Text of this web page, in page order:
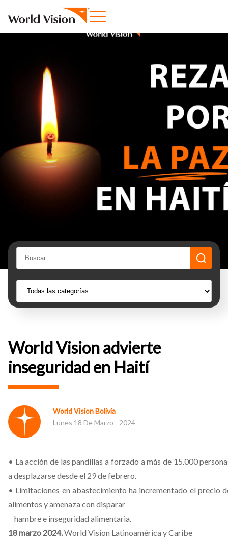
World Vision advierte
inseguridad en Haití
World Vision Bolivia
Lunes 18 De Marzo - 2024
• La acción de las pandillas a forzado a más de 15.000
a desplazarse desde el 29 de febrero.
• Limitaciones en abastecimiento ha incrementado el precio
alimentos y amenaza con disparar
hambre e inseguridad alimentaria.
18 marzo 2024.World Vision Latinoamérica y Caribe